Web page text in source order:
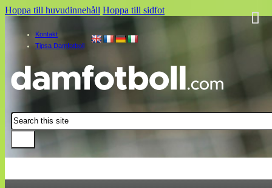
Hoppa till huvudinnehåll Hoppa till sidfot
Kontakt
Tipsa Damfotboll
Sök